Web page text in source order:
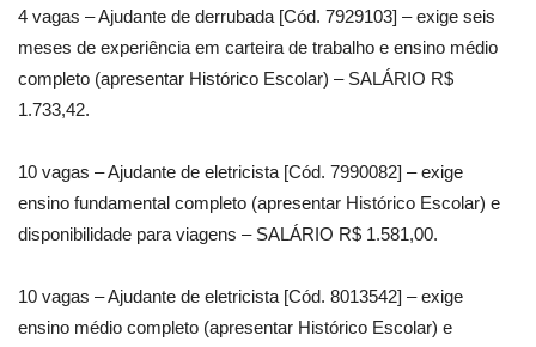
4 vagas – Ajudante de derrubada [Cód. 7929103] – exige seis
meses de experiência em carteira de trabalho e ensino médio
completo (apresentar Histórico Escolar) – SALÁRIO R$
1.733,42.
10 vagas – Ajudante de eletricista [Cód. 7990082] – exige
ensino fundamental completo (apresentar Histórico Escolar) e
disponibilidade para viagens – SALÁRIO R$ 1.581,00.
10 vagas – Ajudante de eletricista [Cód. 8013542] – exige
ensino médio completo (apresentar Histórico Escolar) e